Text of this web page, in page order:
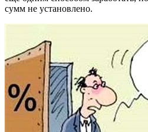
сумм не установлено.